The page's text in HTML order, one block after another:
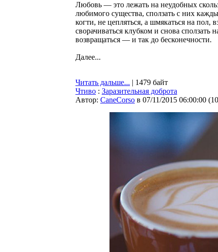
Любовь — это лежать на неудобных
любимого существа, сползать с них
когти, не цепляться, а шмякаться на пол,
сворачиваться клубком и снова сползать
возвращаться — и так до бесконечности.
Далее...
Читать дальше... | 1479 байт
Чтиво : Заразительная доброта
Автор: CaneCorso в 07/11/2015 06:00:00 (